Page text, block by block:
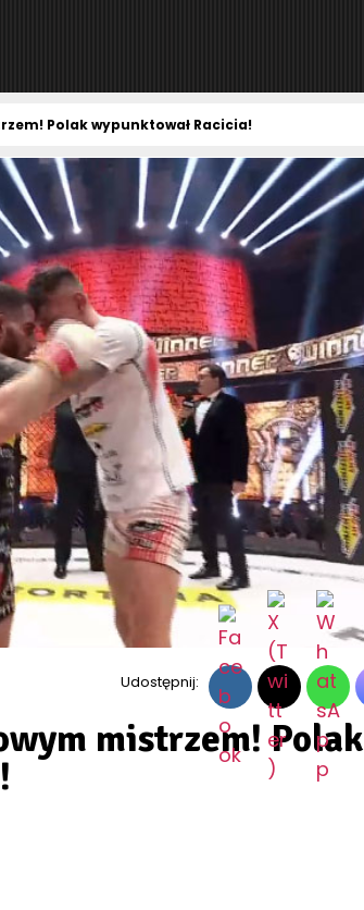
Polak wypunktował Racicia!
Udostępnij:
mistrzem! Polak